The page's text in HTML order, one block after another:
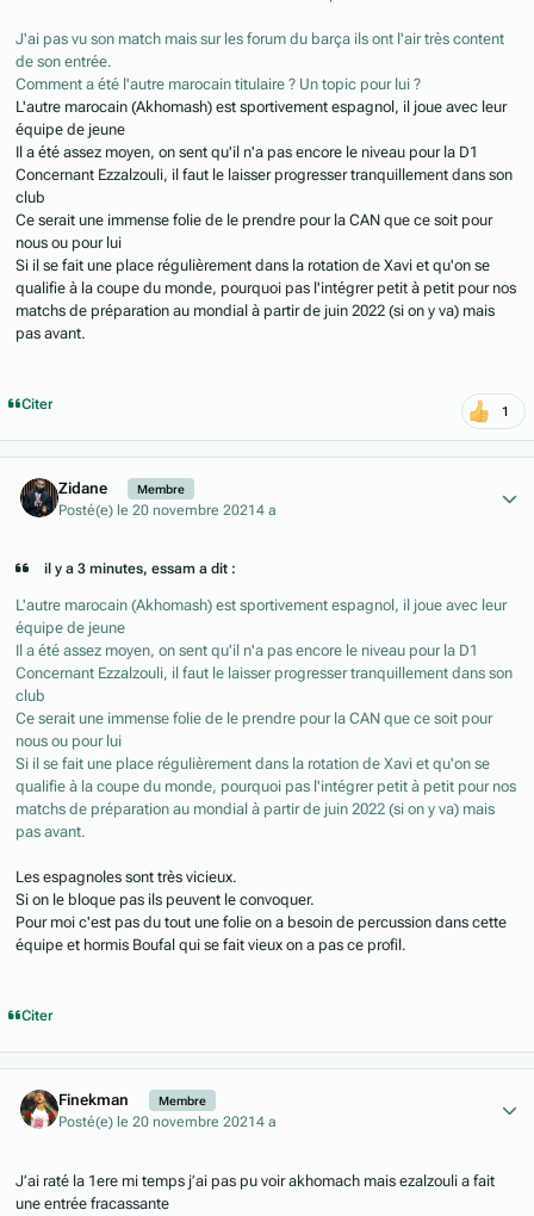
J'ai pas vu son match mais sur les forum du barça ils ont l'air très content
de son entrée.
Comment a été l'autre marocain titulaire ? Un topic pour lui ?
L'autre marocain (Akhomash) est sportivement espagnol, il joue avec leur
équipe de jeune
Il a été assez moyen, on sent qu'il n'a pas encore le niveau pour la D1
Concernant Ezzalzouli, il faut le laisser progresser tranquillement dans son
club
Ce serait une immense folie de le prendre pour la CAN que ce soit pour
nous ou pour lui
Si il se fait une place régulièrement dans la rotation de Xavi et qu'on se
qualifie à la coupe du monde, pourquoi pas l'intégrer petit à petit pour nos
matchs de préparation au mondial à partir de juin 2022 (si on y va) mais
pas avant.
Citer 1
Zidane Membre
Posté(e) le 20 novembre 20214 a
il y a 3 minutes, essam a dit :
L'autre marocain (Akhomash) est sportivement espagnol, il joue avec leur
équipe de jeune
Il a été assez moyen, on sent qu'il n'a pas encore le niveau pour la D1
Concernant Ezzalzouli, il faut le laisser progresser tranquillement dans son
club
Ce serait une immense folie de le prendre pour la CAN que ce soit pour
nous ou pour lui
Si il se fait une place régulièrement dans la rotation de Xavi et qu'on se
qualifie à la coupe du monde, pourquoi pas l'intégrer petit à petit pour nos
matchs de préparation au mondial à partir de juin 2022 (si on y va) mais
pas avant.
Les espagnoles sont très vicieux.
Si on le bloque pas ils peuvent le convoquer.
Pour moi c'est pas du tout une folie on a besoin de percussion dans cette
équipe et hormis Boufal qui se fait vieux on a pas ce profil.
Citer
Finekman Membre
Posté(e) le 20 novembre 20214 a
J’ai raté la 1ere mi temps j’ai pas pu voir akhomach mais ezalzouli a fait
une entrée fracassante